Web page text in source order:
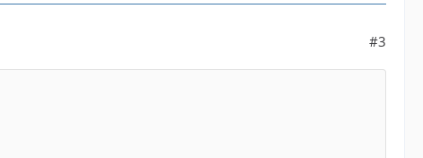
#3